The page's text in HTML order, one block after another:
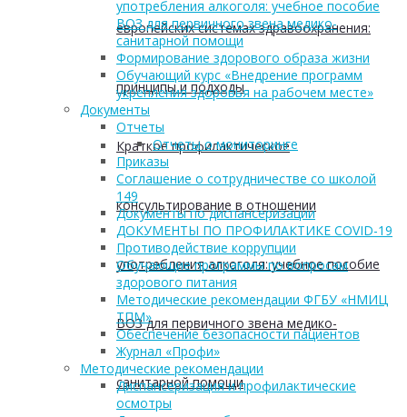
европейских системах здравоохранения:
принципы и подходы
Краткое профилактическое
консультирование в отношении
употребления алкоголя: учебное пособие
ВОЗ для первичного звена медико-
санитарной помощи
употребления алкоголя: учебное пособие
ВОЗ для первичного звена медико-
санитарной помощи
Формирование здорового образа жизни
Обучающий курс «Внедрение программ
укрепления здоровья на рабочем месте»
Документы
Отчеты
Отчеты о мониторинге
Приказы
Соглашение о сотрудничестве со школой
149
Документы по диспансеризации
ДОКУМЕНТЫ ПО ПРОФИЛАКТИКЕ COVID-19
Противодействие коррупции
Обучающие программы по вопросам
здорового питания
Методические рекомендации ФГБУ «НМИЦ
ТПМ»
Обеспечение безопасности пациентов
Журнал «Профи»
Методические рекомендации
Диспансеризация и профилактические
осмотры